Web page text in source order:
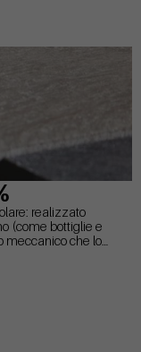
realizzato
(come bottiglie e
meccanico che lo